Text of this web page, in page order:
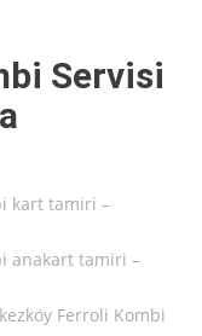
Servisi
kart tamiri –
anakart tamiri –
Ferroli Kombi